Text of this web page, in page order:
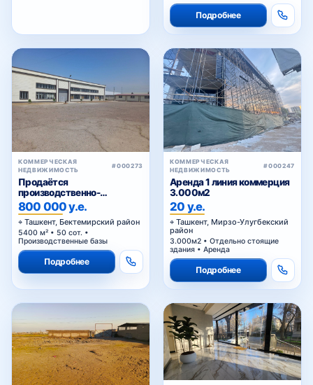
Подробнее
КОММЕРЧЕСКАЯ
НЕДВИЖИМОСТЬ
#000273
Продаётся
производственно-
складская база с
приватизированным
земельным участком в
Бектемирском районе
Ташкента
800 000 у.е.
Ташкент, Бектемирский район
5400 м² • 50 сот. •
Производственные базы
Подробнее
КОММЕРЧЕСКАЯ
НЕДВИЖИМОСТЬ
#000247
Аренда 1 линия коммерция
3.000м2
20 у.е.
Ташкент, Мирзо-Улугбекский
район
3.000м2 • Отдельно стоящие
здания • Аренда
Подробнее